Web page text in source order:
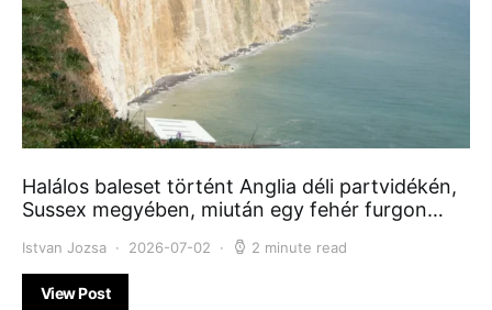
Halálos baleset történt Anglia déli partvidékén,
Sussex megyében, miután egy fehér furgon…
Istvan Jozsa 2026-07-02 2 minute read
View Post